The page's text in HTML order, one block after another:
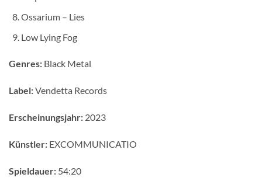
Ossarium – Lies
Low Lying Fog
Genres: Black Metal
Label:Vendetta Records
Erscheinungsjahr: 2023
Künstler: EXCOMMUNICATIO
Spieldauer: 54:20